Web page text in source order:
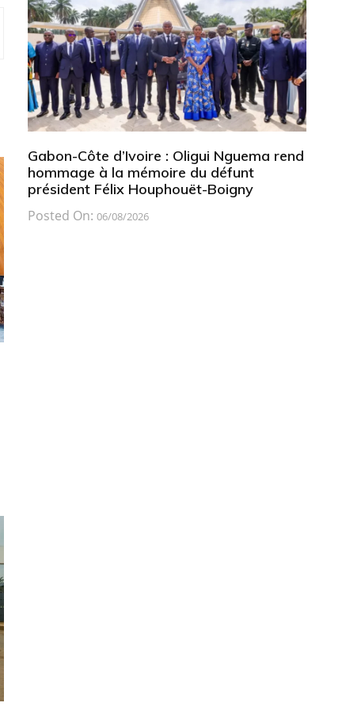
Gabon-Côte d’Ivoire : Oligui Nguema rend
hommage à la mémoire du défunt
président Félix Houphouët-Boigny
Posted On: 06/08/2026